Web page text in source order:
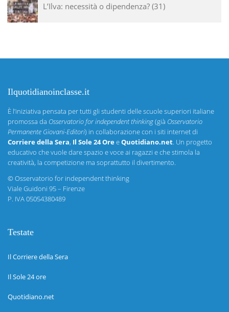
L’Ilva: necessità o dipendenza? 31
Ilquotidianoinclasse.it
È l’iniziativa pensata per tutti gli studenti delle scuole superiori italiane
promossa da Osservatorio for independent thinking(già Osservatorio
Permanente Giovani-Editori) in collaborazione con i siti internet di
Corriere della Sera, Il Sole 24 OreeQuotidiano.net. Un progetto
educativo che vuole dare spazio e voce ai ragazzi e che stimola la
creatività, la competizione ma soprattutto il divertimento.
©Osservatorio for independent thinking
Viale Guidoni 95 – Firenze
P. IVA 05054380489
Testate
Il Corriere della Sera
Il Sole 24 ore
Quotidiano.net